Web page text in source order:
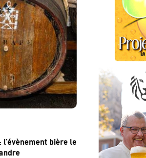
l’évènement bière le